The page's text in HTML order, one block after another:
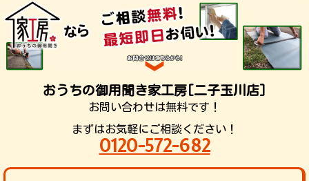
おうちの御用聞き家工房[二子玉川店]
お問い合わせは無料です！
まずはお気軽にご相談ください！
0120-572-682